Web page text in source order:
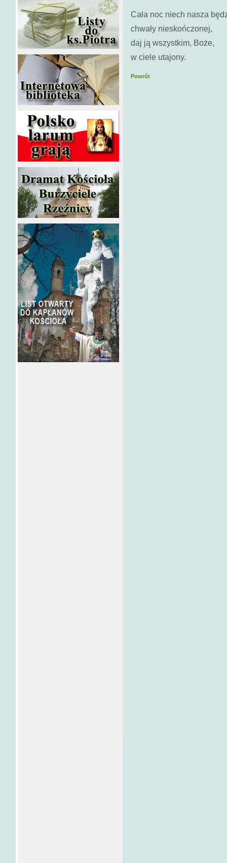
Cała noc niech nasza
chwały nieskończonej,
daj ją wszystkim, Boże,
w ciele utajony.
Powrót